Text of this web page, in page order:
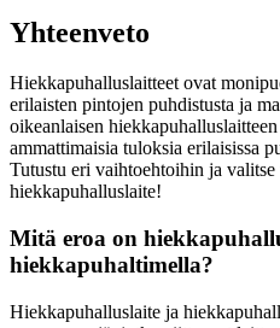
Yhteenveto
Hiekkapuhalluslaitteet ovat
erilaisten pintojen puhdistusta ja
oikeanlaisen
ammattimaisia tuloksia erilaisissa
Tutustu eri vaihtoehtoihin ja
hiekkapuhalluslaite!
Mitä eroa on
hiekkapuhaltimella?
Hiekkapuhalluslaite ja